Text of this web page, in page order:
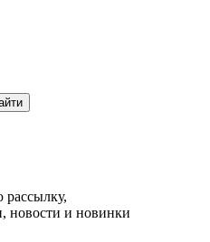
новости и новинки